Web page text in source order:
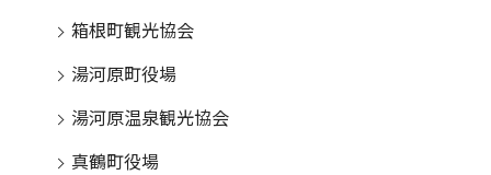
箱根町観光協会
湯河原町役場
湯河原温泉観光協会
真鶴町役場